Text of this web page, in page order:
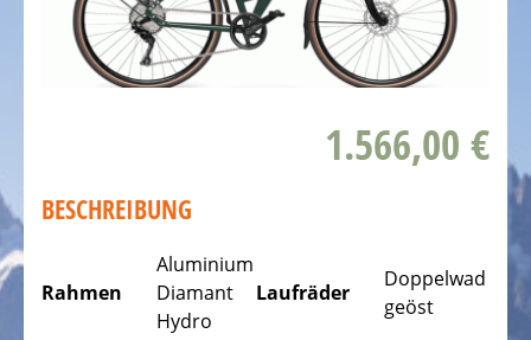
FAHRRAD
Gravel
Fahrräder
Mountainbikes,
1.566,00 €
BESCHREIBUNG
Rahmen
Aluminium
Diamant
Hydro
Laufräder
Doppelwad
geöst